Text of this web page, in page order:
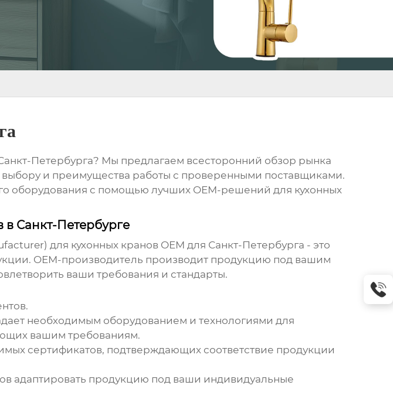
Петербурга? Мы предлагаем всесторонний обзор рынка
и преимущества работы с проверенными поставщиками.
оборудования с помощью лучших OEM-решений для кухонных
Санкт-Петербурге
для кухонных кранов OEM для Санкт-Петербурга - это
OEM-производитель производит продукцию под вашим
ваши требования и стандарты.
необходимым оборудованием и технологиями для
вашим требованиям.
сертификатов, подтверждающих соответствие продукции
адаптировать продукцию под ваши индивидуальные